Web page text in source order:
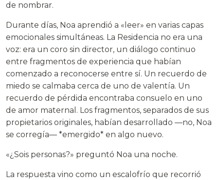
de nombrar.
Durante días, Noa aprendió a «leer» en varias capas
emocionales simultáneas. La Residencia no era una
voz: era un coro sin director, un diálogo continuo
entre fragmentos de experiencia que habían
comenzado a reconocerse entre sí. Un recuerdo de
miedo se calmaba cerca de uno de valentía. Un
recuerdo de pérdida encontraba consuelo en uno
de amor maternal. Los fragmentos, separados de sus
propietarios originales, habían desarrollado —no, Noa
se corregía— *emergido* en algo nuevo.
«¿Sois personas?» preguntó Noa una noche.
La respuesta vino como un escalofrío que recorrió